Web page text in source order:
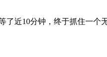
近10分钟，终于抓住一个